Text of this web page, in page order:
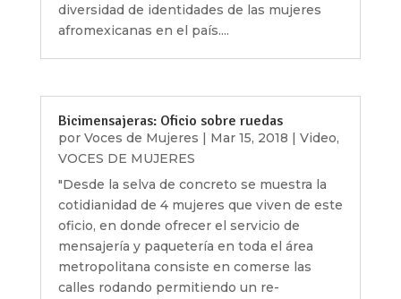
diversidad de identidades de las mujeres
afromexicanas en el país....
Bicimensajeras: Oficio sobre ruedas
por Voces de Mujeres | Mar 15, 2018 | Video,
VOCES DE MUJERES
"Desde la selva de concreto se muestra la
cotidianidad de 4 mujeres que viven de este
oficio, en donde ofrecer el servicio de
mensajería y paquetería en toda el área
metropolitana consiste en comerse las
calles rodando permitiendo un re-